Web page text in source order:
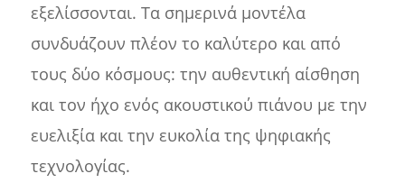
εξελίσσονται. Τα σημερινά μοντέλα
συνδυάζουν πλέον το καλύτερο και από
τους δύο κόσμους: την αυθεντική αίσθηση
και τον ήχο ενός ακουστικού πιάνου με την
ευελιξία και την ευκολία της ψηφιακής
τεχνολογίας.